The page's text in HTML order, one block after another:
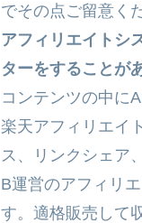
でその点ご留意く
アフィリエイトシ
ターをすることが
コンテンツの中に
楽天アフィリエイ
ス、リンクシェア
B運営のアフィリ
す。適格販売して